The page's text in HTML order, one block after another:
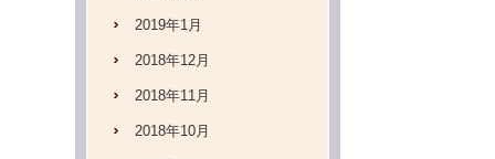
2019年1月
2018年12月
2018年11月
2018年10月